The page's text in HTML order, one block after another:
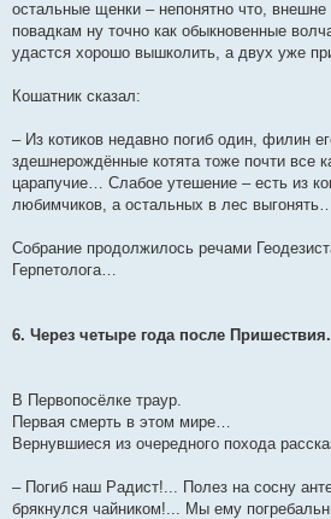
остальные щенки – непонятно что,
повадкам ну точно как обыкновенные
удастся хорошо вышколить, а двух уже
Кошатник сказал:
– Из котиков недавно погиб один, филин
здешнерождённые котята тоже почти все
царапучие… Слабое утешение – есть из
любимчиков, а остальных в лес
Собрание продолжилось речами
Герпетолога…
6. Через четыре года после Пришествия.
В Первопосёлке траур.
Первая смерть в этом мире…
Вернувшиеся из очередного похода
– Погиб наш Радист!... Полез на сосну
брякнулся чайником!... Мы ему